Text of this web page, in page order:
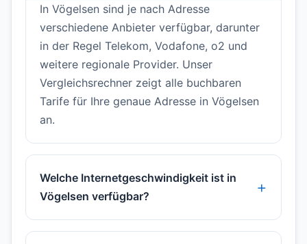
In Vögelsen sind je nach Adresse
verschiedene Anbieter verfügbar, darunter
in der Regel Telekom, Vodafone, o2 und
weitere regionale Provider. Unser
Vergleichsrechner zeigt alle buchbaren
Tarife für Ihre genaue Adresse in Vögelsen
an.
Welche Internetgeschwindigkeit ist in
Vögelsen verfügbar?